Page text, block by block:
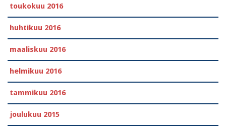
toukokuu 2016
huhtikuu 2016
maaliskuu 2016
helmikuu 2016
tammikuu 2016
joulukuu 2015